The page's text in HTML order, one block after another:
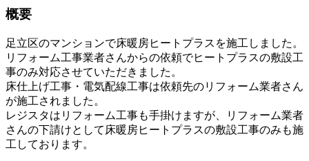
概要
足立区のマンションで床暖房ヒートプラスを施工しました。
リフォーム工事業者さんからの依頼でヒートプラスの敷設工
事のみ対応させていただきました。
床仕上げ工事・電気配線工事は依頼先のリフォーム業者さん
が施工されました。
レジスタはリフォーム工事も手掛けますが、リフォーム業者
さんの下請けとして床暖房ヒートプラスの敷設工事のみも施
工しております。